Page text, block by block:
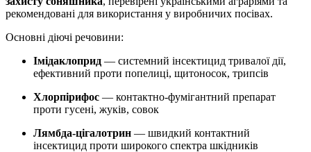
рекомендовані для використання у виробничих посівах.
Основні діючі речовини:
Імідаклоприд — системний інсектицид тривалої дії,
ефективний проти попелиці, щитоносок, трипсів
Хлорпірифос — контактно-фумігантний препарат
проти гусені, жуків, совок
Лямбда-цігалотрин — швидкий контактний
інсектицид проти широкого спектра шкідників